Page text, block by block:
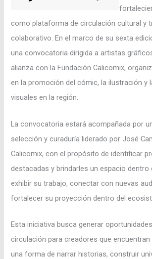
como plataforma de circulación cultural y
colaborativo. En el marco de su sexta
una convocatoria dirigida a artistas
alianza con la Fundación Calicomix,
en la promoción del cómic, la ilustración y
visuales en la región.
La convocatoria estará acompañada por
selección y curaduría liderado por José
Calicomix, con el propósito de identificar
destacadas y brindarles un espacio dentro
exhibir su trabajo, conectar con nuevas
fortalecer su proyección dentro del
Esta iniciativa busca generar
circulación para creadores que
una forma de narrar historias, construir